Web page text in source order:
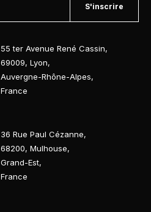
S'inscrire
55 ter Avenue René Cassin,
69009,Lyon,
Auvergne-Rhône-Alpes,
France
36 Rue Paul Cézanne,
68200,Mulhouse,
Grand-Est,
France